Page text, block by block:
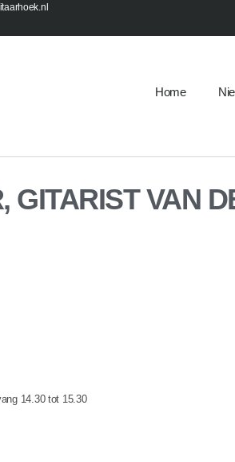
Home
GITARIST VAN
14.30 tot 15.30